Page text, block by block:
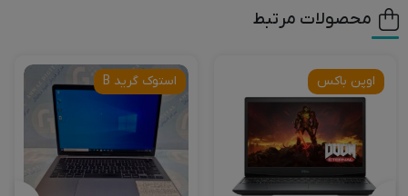
محصولات مرتبط
اوپن باکس استوک گرید B